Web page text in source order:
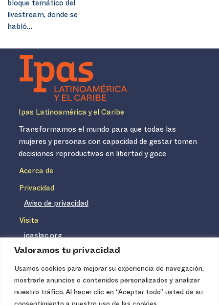
Valoramos tu privacidad
Usamos cookies para mejorar su experiencia de navegación,
mostrarle anuncios o contenidos personalizados y analizar
nuestro tráfico. Al hacer clic en “Aceptar todo” usted da su
bloque temático del
livestream, donde se
habló…
Ipas Latinoamérica y el Caribe
Transformamos el mundo para que todas las
mujeres y personas con capacidad de gestar tomen
decisiones reproductivas en libertad y goce
Acerca de
Privacidad
Aviso de privacidad
Visita
ipaslac.org
ipasmexico.org
Ipas no es un distribuidor de insumos médicos. Nuestros
servicios se concentran, entre otros, en la difusión de